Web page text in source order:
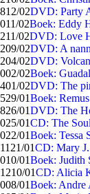
812/02DVD: Party
011/02Boek: Eddy
211/02DVD: Love
209/02DVD: A
204/02DVD:
002/02Boek:
401/02DVD: The
529/01Boek:
826/01DVD: The
025/01CD: The
022/01Boek: Tessa
11 21/01CD: Mary
010/01Boek: Judith
1210/01CD: Alicia
008/01Boek: Andre